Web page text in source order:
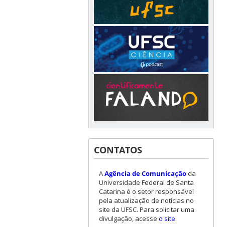
CONTATOS
AAgência de Comunicaçãoda
Universidade Federal de Santa
Catarina é o setor responsável
pela atualização de notícias no
site da UFSC. Para solicitar uma
divulgação, acesse o site.